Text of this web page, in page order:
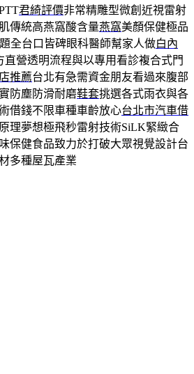
君綺評價非常精雕型微創近視雷射
傳統高燕窩酸含量燕窩美顏保健極品
全台口皆碑眼科醫師幫家人做白內
直營透明流程與以專用看診複合式門
推薦台北有急需資金朋友看過來腹部
防塵防滑耐磨鞋套挑選各式雨衣與各
借錢不限車種車齡放心台北市汽車借
理夢想極飛秒雷射技術SiLK緊緻合
保健食品致力於打破大眾視覺設計台
多種屋瓦產業